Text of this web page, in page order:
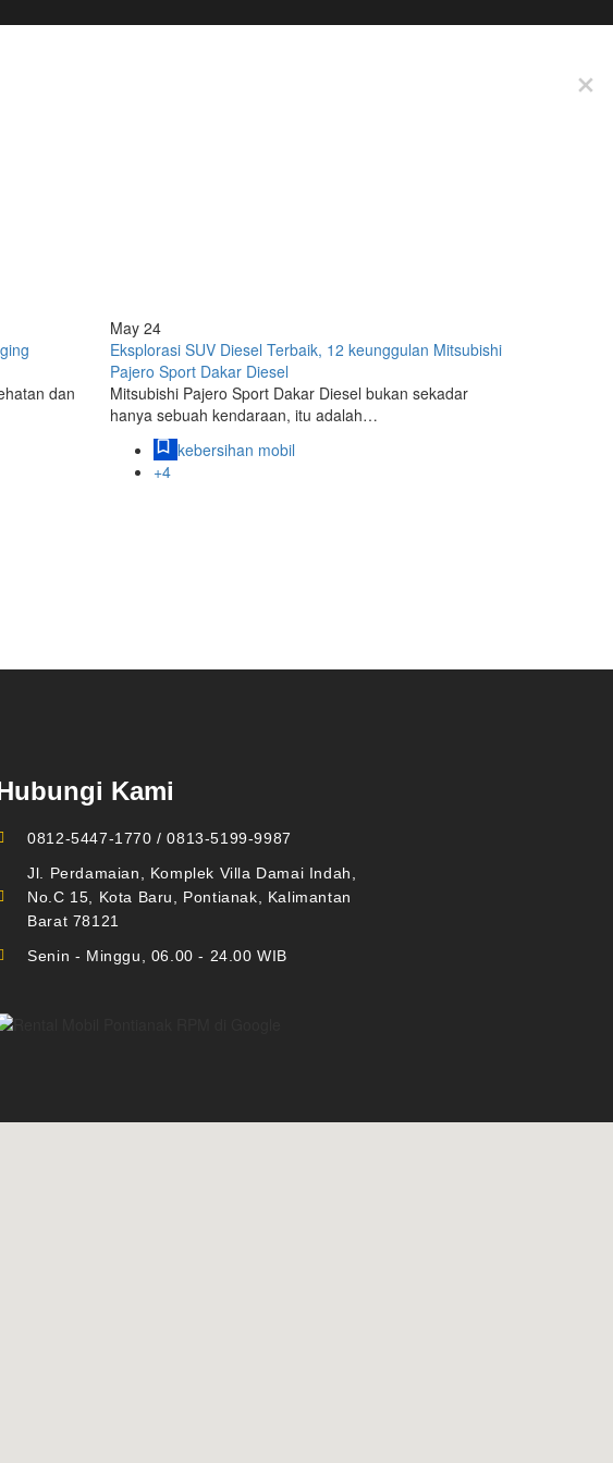
dan
May 24
Eksplorasi SUV Diesel Terbaik, 12 keunggulan Mitsubishi
Pajero Sport Dakar Diesel
Mitsubishi Pajero Sport Dakar Diesel bukan sekadar
hanya sebuah kendaraan, itu adalah…
kebersihan mobil
+4
Kami
0812-5447-1770 / 0813-5199-9987
Jl. Perdamaian, Komplek Villa Damai Indah,
No.C 15, Kota Baru, Pontianak, Kalimantan
Barat 78121
Senin - Minggu, 06.00 - 24.00 WIB